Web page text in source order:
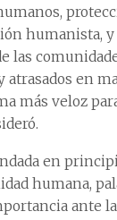
humanista,
las
atrasados en
más veloz
en
humana,
ante